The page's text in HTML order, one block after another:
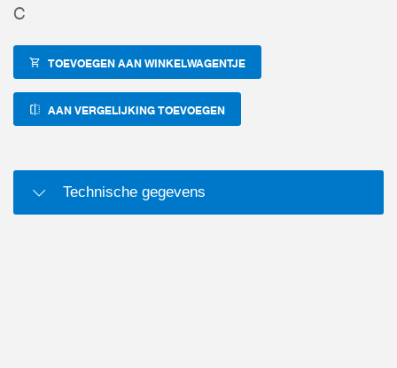
C
TOEVOEGEN AAN WINKELWAGENTJE
AAN VERGELIJKING TOEVOEGEN
Technische gegevens